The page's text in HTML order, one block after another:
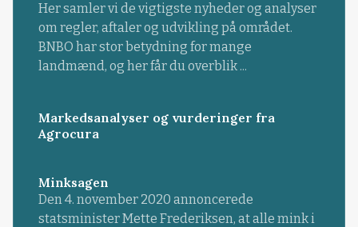
Her samler vi de vigtigste nyheder og analyser
om regler, aftaler og udvikling på området.
BNBO har stor betydning for mange
landmænd, og her får du overblik ...
Markedsanalyser og vurderinger fra
Agrocura
Minksagen
Den 4. november 2020 annoncerede
statsminister Mette Frederiksen, at alle mink i